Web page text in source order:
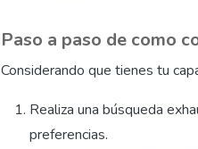
Paso a paso de como
Considerando que tienes tu
Realiza una búsqueda
preferencias.